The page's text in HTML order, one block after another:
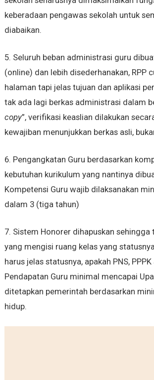
keberadaan pengawas sekolah untuk
diabaikan.
5. Seluruh beban administrasi guru
(online) dan lebih disederhanakan, RPP
halaman tapi jelas tujuan dan aplikasi
tak ada lagi berkas administrasi dalam
copy”, verifikasi keaslian dilakukan
kewajiban menunjukkan berkas asli,
6. Pengangkatan Guru berdasarkan
kebutuhan kurikulum yang nantinya
Kompetensi Guru wajib dilaksanakan
dalam 3 (tiga tahun)
7. Sistem Honorer dihapuskan sehingga
yang mengisi ruang kelas yang
harus jelas statusnya, apakah PNS, PPPK
Pendapatan Guru minimal mencapai
ditetapkan pemerintah berdasarkan
hidup.